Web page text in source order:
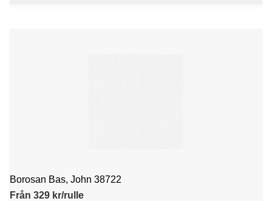
Borosan Bas, John 38722
Från 329 kr/rulle